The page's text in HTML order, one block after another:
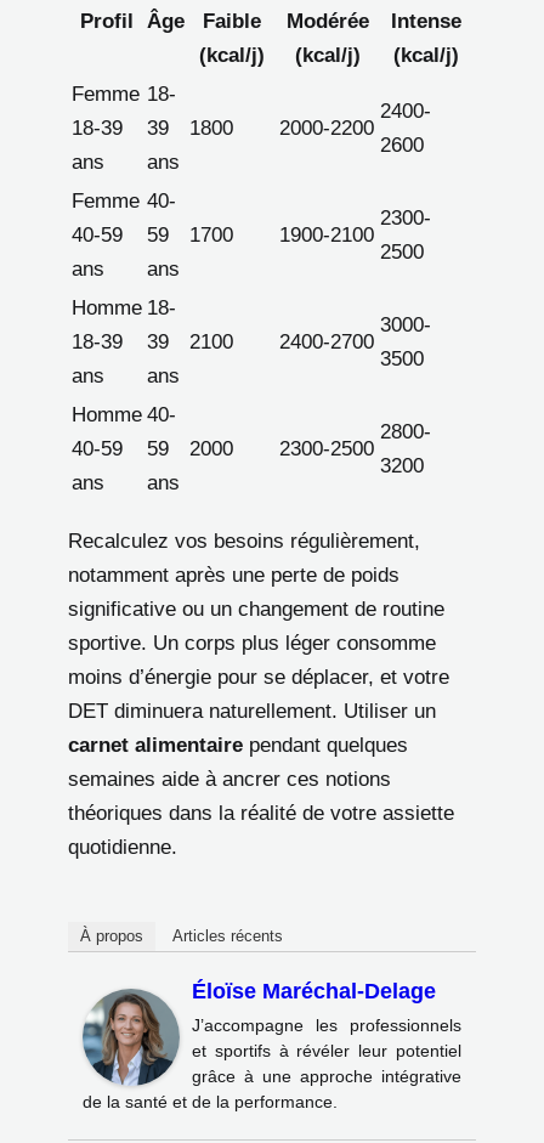
Profil Âge
Faible
(kcal/j)
Modérée
(kcal/j)
Intense
(kcal/j)
Femme
18-39
ans
18-
39
ans
1800 2000-2200
2400-
2600
Femme
40-59
ans
40-
59
ans
1700 1900-2100
2300-
2500
Homme
18-39
ans
18-
39
ans
2100 2400-2700
3000-
3500
Homme
40-59
ans
40-
59
ans
2000 2300-2500
2800-
3200
Recalculez vos besoins régulièrement,
notamment après une perte de poids
significative ou un changement de routine
sportive. Un corps plus léger consomme
moins d’énergie pour se déplacer, et votre
DET diminuera naturellement. Utiliser un
carnet alimentaire pendant quelques
semaines aide à ancrer ces notions
théoriques dans la réalité de votre assiette
quotidienne.
À propos Articles récents
Éloïse Maréchal-Delage
J’accompagne les professionnels
et sportifs à révéler leur potentiel
grâce à une approche intégrative
de la santé et de la performance.